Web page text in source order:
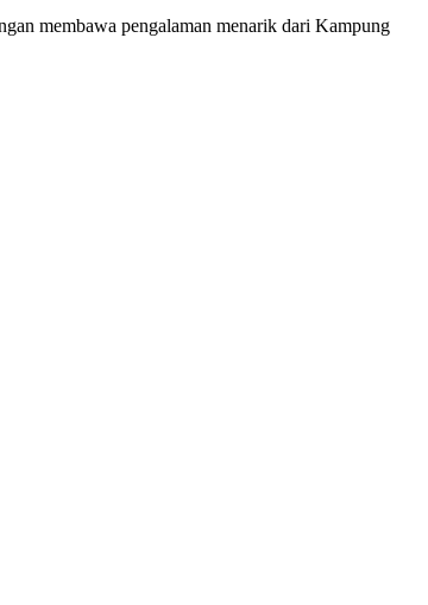
membawa pengalaman menarik dari Kampung